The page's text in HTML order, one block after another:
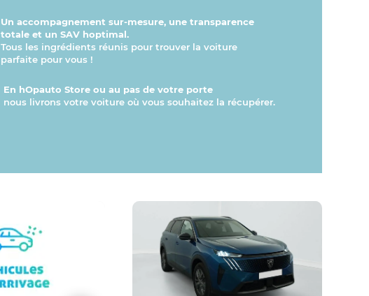
Un accompagnement sur-mesure, une transparence
totale et un SAV hoptimal.
Tous les ingrédients réunis pour trouver la voiture
parfaite pour vous !
En hOpauto Store ou au pas de votre porte
nous livrons votre voiture où vous souhaitez la récupérer.